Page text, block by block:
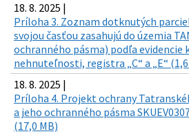
18. 8. 2025 |
Príloha 3. Zoznam dotknutých
svojou časťou zasahujú do územia
ochranného pásma) podľa evidencie
nehnuteľnosti, registra „C“ a „E“
18. 8. 2025 |
Príloha 4. Projekt ochrany
a jeho ochranného pásma
(17,0 MB)